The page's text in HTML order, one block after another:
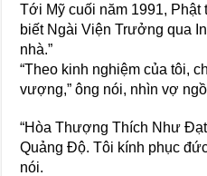
Tới Mỹ cuối năm 1991, Phật
biết Ngài Viện Trưởng qua
nhà.”
“Theo kinh nghiệm của tôi,
vượng,” ông nói, nhìn vợ
“Hòa Thượng Thích Như
Quảng Độ. Tôi kính phục
nói.